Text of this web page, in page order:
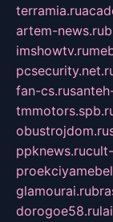
terramia.ru
artem-news.ru
imshowtv.ru
fan-cs.ru
obustrojdom.ru
ppknews.ru
glamourai.ru
dorogoe58.ru